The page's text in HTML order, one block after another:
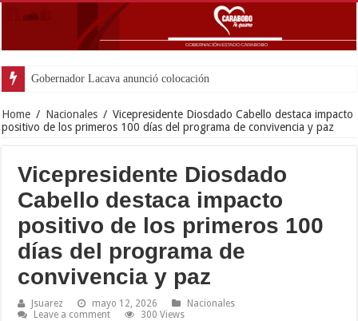
Gobernador Lacava anunció colocación de más de mil 500
Home / Nacionales / Vicepresidente Diosdado Cabello destaca impacto
positivo de los primeros 100 días del programa de convivencia y paz
Vicepresidente Diosdado
Cabello destaca impacto
positivo de los primeros 100
días del programa de
convivencia y paz
Jsuarez mayo 12, 2026
Nacionales
Leave a comment
300 Views